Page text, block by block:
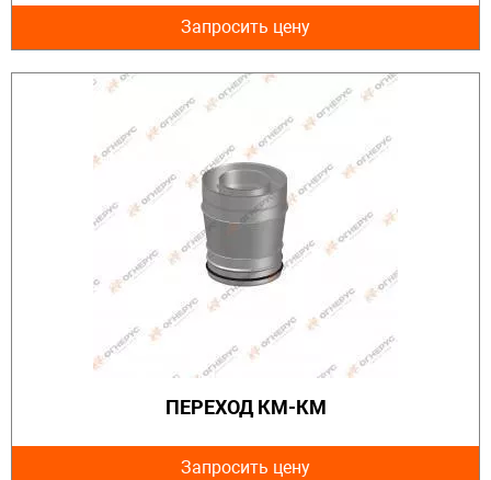
Запросить цену
ПЕРЕХОД КМ-КМ
Запросить цену